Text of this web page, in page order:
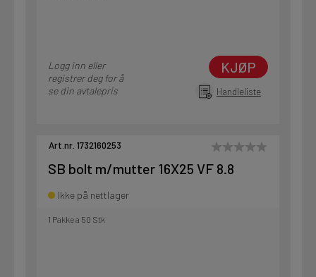
Logg inn eller
registrer deg for å
se din avtalepris
KJØP
Handleliste
Art.nr. 1732160253
SB bolt m/mutter 16X25 VF 8.8
Ikke på nettlager
1 Pakke a 50 Stk